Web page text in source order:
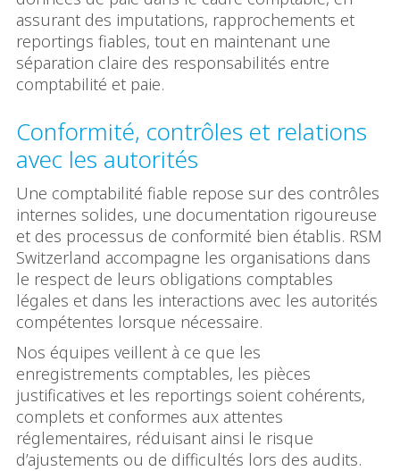
assurant des imputations, rapprochements et
reportings fiables, tout en maintenant une
séparation claire des responsabilités entre
comptabilité et paie.
Conformité, contrôles et relations
avec les autorités
Une comptabilité fiable repose sur des contrôles
internes solides, une documentation rigoureuse
et des processus de conformité bien établis. RSM
Switzerland accompagne les organisations dans
le respect de leurs obligations comptables
légales et dans les interactions avec les autorités
compétentes lorsque nécessaire.
Nos équipes veillent à ce que les
enregistrements comptables, les pièces
justificatives et les reportings soient cohérents,
complets et conformes aux attentes
réglementaires, réduisant ainsi le risque
d’ajustements ou de difficultés lors des audits.